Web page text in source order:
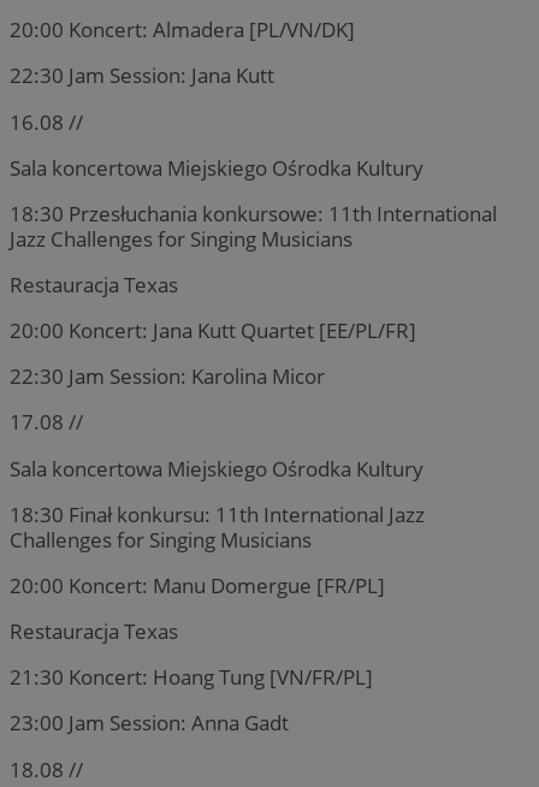
20:00 Koncert: Almadera [PL/VN/DK]
22:30 Jam Session: Jana Kutt
16.08 //
Sala koncertowa Miejskiego Ośrodka Kultury
18:30 Przesłuchania konkursowe: 11th International
Jazz Challenges for Singing Musicians
Restauracja Texas
20:00 Koncert: Jana Kutt Quartet [EE/PL/FR]
22:30 Jam Session: Karolina Micor
17.08 //
Sala koncertowa Miejskiego Ośrodka Kultury
18:30 Finał konkursu: 11th International Jazz
Challenges for Singing Musicians
20:00 Koncert: Manu Domergue [FR/PL]
Restauracja Texas
21:30 Koncert: Hoang Tung [VN/FR/PL]
23:00 Jam Session: Anna Gadt
18.08 //